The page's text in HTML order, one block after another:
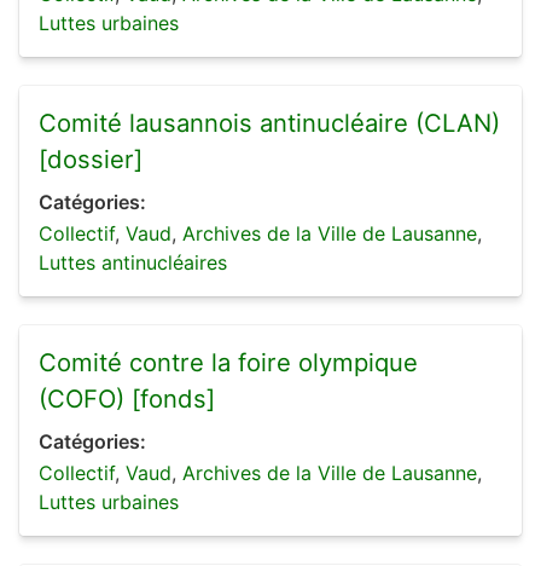
Luttes urbaines
Comité lausannois antinucléaire (CLAN)
[dossier]
Catégories:
Collectif, Vaud, Archives de la Ville de Lausanne,
Luttes antinucléaires
Comité contre la foire olympique
(COFO) [fonds]
Catégories:
Collectif, Vaud, Archives de la Ville de Lausanne,
Luttes urbaines